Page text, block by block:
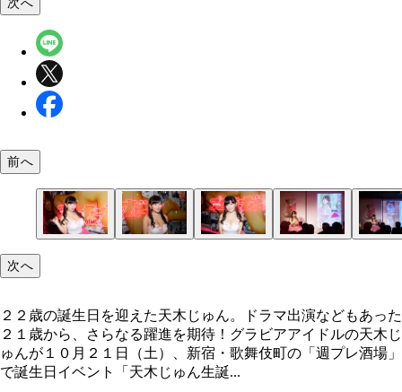
前へ
次へ
２２歳の誕生日を迎えた天木じゅん。ドラマ出演などもあった
２１歳から、さらなる躍進を期待！グラビアアイドルの天木じ
ゅんが１０月２１日（土）、新宿・歌舞伎町の「週プレ酒場」
で誕生日イベント「天木じゅん生誕...